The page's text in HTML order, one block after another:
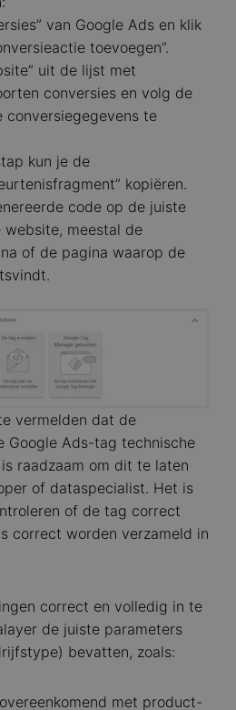
van Google Ads en klik
toevoegen”.
uit de lijst met
conversies en volg de
conversiegegevens te
kun je de
kopiëren.
code op de juiste
website, meestal de
of de pagina waarop de
vermelden dat de
Google Ads-tag technische
raadzaam om dit te laten
of dataspecialist. Het is
of de tag correct
correct worden verzameld in
correct en volledig in te
de juiste parameters
bevatten, zoals:
met product-